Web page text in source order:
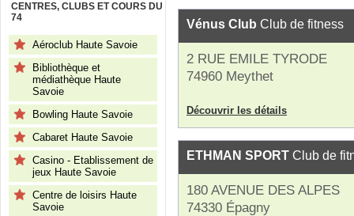
CENTRES, CLUBS ET COURS DU
74
Aéroclub Haute Savoie
Bibliothèque et
médiathèque Haute
Savoie
Bowling Haute Savoie
Cabaret Haute Savoie
Casino - Etablissement de
jeux Haute Savoie
Centre de loisirs Haute
Savoie
Vénus Club Club de fitness
2 RUE EMILE TYRODE
74960 Meythet
Découvrir les détails
ETHMAN SPORT Club de
180 AVENUE DES ALPES
74330 Épagny